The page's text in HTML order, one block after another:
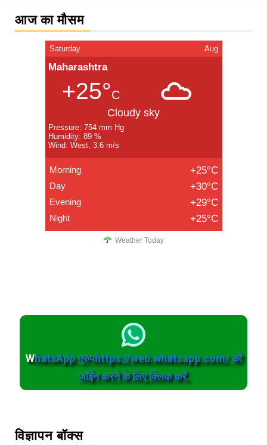
आज का मौसम
Saturday Aug
Maharashtra
+25°C
Cloudy sky
Pressure: 754 mm Hg
Humidity: 89 %
Wind: West, 3.6 m/s
Morning +25°C
Day +30°C
Evening +29°C
Night +25°C
Weather Today
WhatsApp ग्रुपhttps://web.whatsapp.com/ को
जॉईन करने के लिए क्लिक करें.
विज्ञापन बॉक्स